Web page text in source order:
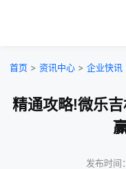
首页 > 资讯中心 > 企业快讯
精通攻略!微乐
发布时